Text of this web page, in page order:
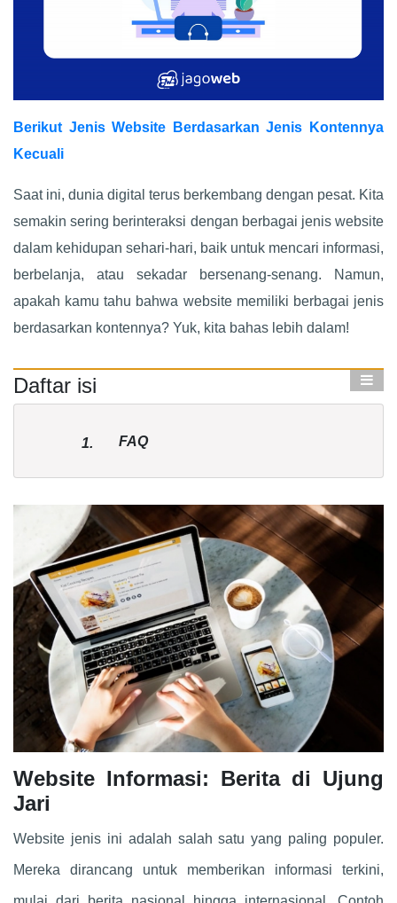
Berikut Jenis Website Berdasarkan Jenis Kontennya
Kecuali
Saat ini, dunia digital terus berkembang dengan pesat. Kita
semakin sering berinteraksi dengan berbagai jenis website
dalam kehidupan sehari-hari, baik untuk mencari informasi,
berbelanja, atau sekadar bersenang-senang. Namun,
apakah kamu tahu bahwa website memiliki berbagai jenis
berdasarkan kontennya? Yuk, kita bahas lebih dalam!
Daftar isi
1. FAQ
Website Informasi: Berita di Ujung
Jari
Website jenis ini adalah salah satu yang paling populer.
Mereka dirancang untuk memberikan informasi terkini,